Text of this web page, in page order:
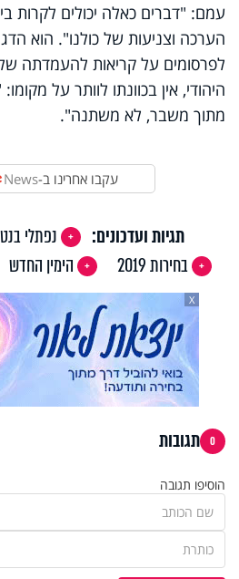
עמם: "דברים כאלה יכולים לקרות
הערכה וצניעות של כולנו". הוא
לפרסומים על קריאות להעמדתה
היהודי, אין בכוונתו לוותר על
מתוך משבר, לא משתנה".
עקבו אחרינו ב-News
תגיות ועדכונים: נפתלי בנט
בחירות 2019
הימין החדש
X
0 תגובות
הוסיפו תגובה